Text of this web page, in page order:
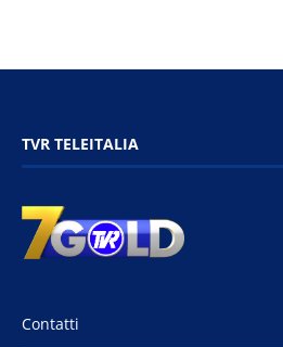
TVR TELEITALIA
Contatti